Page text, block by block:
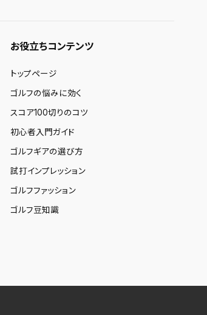
お役立ちコンテンツ
トップページ
ゴルフの悩みに効く
スコア100切りのコツ
初心者入門ガイド
ゴルフギアの選び方
試打インプレッション
ゴルフファッション
ゴルフ豆知識